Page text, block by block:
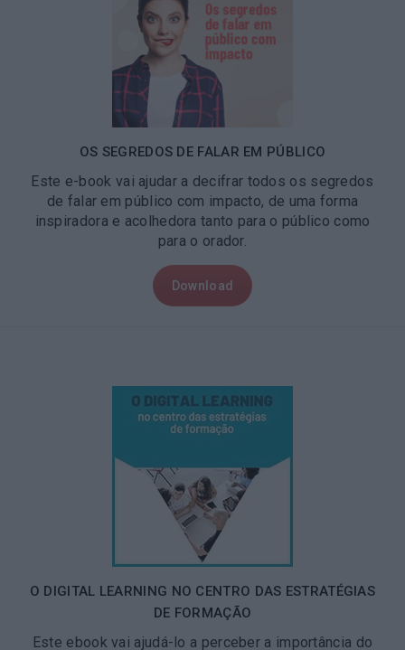
OS SEGREDOS DE FALAR EM PÚBLICO
Este e-book vai ajudar a decifrar todos os segredos
de falar em público com impacto, de uma forma
inspiradora e acolhedora tanto para o público como
para o orador.
Download
O DIGITAL LEARNING NO CENTRO DAS ESTRATÉGIAS
DE FORMAÇÃO
Este ebook vai ajudá-lo a perceber a importância do